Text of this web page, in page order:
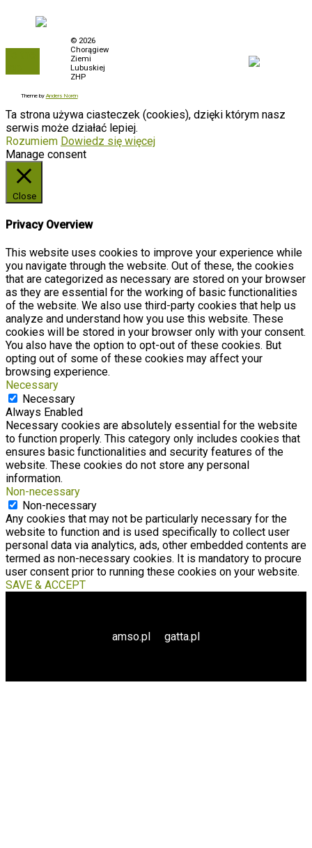
© 2026
Chorągiew
Ziemi
Lubuskiej
ZHP
Theme by Anders Norén
Ta strona używa ciasteczek (cookies), dzięki którym nasz
serwis może działać lepiej.
Rozumiem Dowiedz się więcej
Manage consent
Close
Privacy Overview
This website uses cookies to improve your experience while
you navigate through the website. Out of these, the cookies
that are categorized as necessary are stored on your browser
as they are essential for the working of basic functionalities
of the website. We also use third-party cookies that help us
analyze and understand how you use this website. These
cookies will be stored in your browser only with your consent.
You also have the option to opt-out of these cookies. But
opting out of some of these cookies may affect your
browsing experience.
Necessary
Necessary
Always Enabled
Necessary cookies are absolutely essential for the website
to function properly. This category only includes cookies that
ensures basic functionalities and security features of the
website. These cookies do not store any personal
information.
Non-necessary
Non-necessary
Any cookies that may not be particularly necessary for the
website to function and is used specifically to collect user
personal data via analytics, ads, other embedded contents are
termed as non-necessary cookies. It is mandatory to procure
user consent prior to running these cookies on your website.
SAVE & ACCEPT
amso.pl gatta.pl